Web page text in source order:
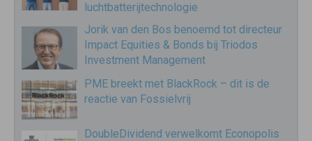
luchtbatterijtechnologie
Jorik van den Bos benoemd tot directeur
Impact Equities & Bonds bij Triodos
Investment Management
PME breekt met BlackRock – dit is de
reactie van Fossielvrij
DoubleDividend verwelkomt Econopolis